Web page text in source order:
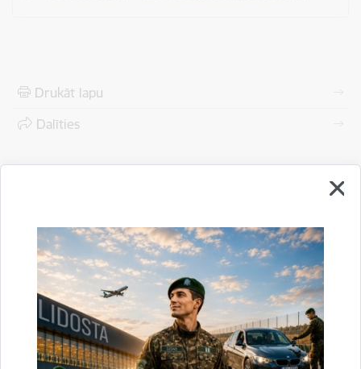
Drukāt lapu
Dalīties